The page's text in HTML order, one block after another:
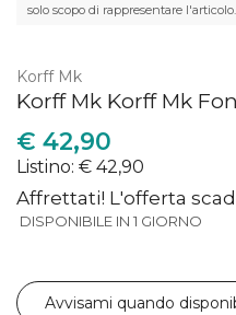
solo scopo di rappresentare l'articolo.
Korff Mk
Korff Mk Korff Mk
€ 42,90
Listino: € 42,90
Affrettati! L'offerta
DISPONIBILE IN 1 GIORNO
Avvisami quando